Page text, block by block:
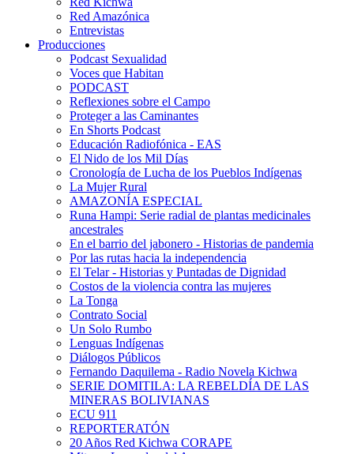
Red Amazónica
Entrevistas
Producciones
Podcast Sexualidad
Voces que Habitan
PODCAST
Reflexiones sobre el Campo
Proteger a las Caminantes
En Shorts Podcast
Educación Radiofónica - EAS
El Nido de los Mil Días
Cronología de Lucha de los Pueblos Indígenas
La Mujer Rural
AMAZONÍA ESPECIAL
Runa Hampi: Serie radial de plantas medicinales
ancestrales
En el barrio del jabonero - Historias de pandemia
Por las rutas hacia la independencia
El Telar - Historias y Puntadas de Dignidad
Costos de la violencia contra las mujeres
La Tonga
Contrato Social
Un Solo Rumbo
Lenguas Indígenas
Diálogos Públicos
Fernando Daquilema - Radio Novela Kichwa
SERIE DOMITILA: LA REBELDÍA DE LAS
MINERAS BOLIVIANAS
ECU 911
REPORTERATÓN
20 Años Red Kichwa CORAPE